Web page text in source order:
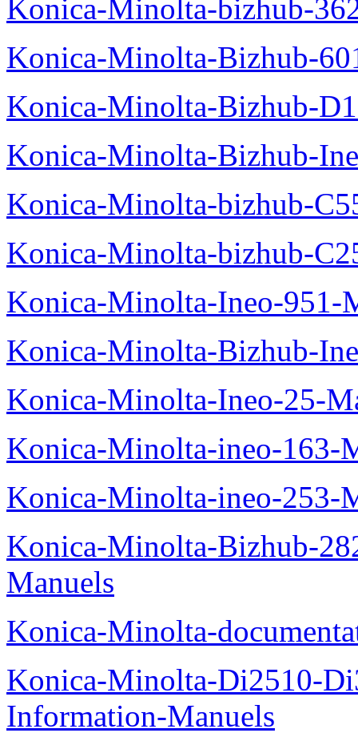
Konica-Minolta-bizhub-
Konica-Minolta-Bizhub-
Konica-Minolta-Bizhub-
Konica-Minolta-Bizhub-
Konica-Minolta-bizhub-
Konica-Minolta-bizhub-
Konica-Minolta-Ineo-951-
Konica-Minolta-Bizhub-
Konica-Minolta-Ineo-25-
Konica-Minolta-ineo-163-
Konica-Minolta-ineo-253-
Konica-Minolta-Bizhub-
Manuels
Konica-Minolta-
Konica-Minolta-Di2510-
Information-Manuels